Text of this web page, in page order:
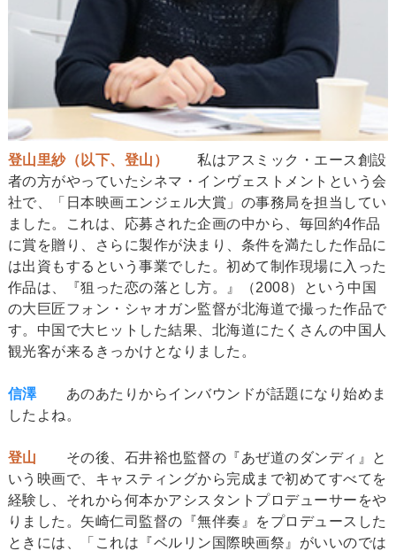
登山里紗（以下、登山）
私はアスミック・エース創設
者の方がやっていたシネマ・インヴェストメントという会
社で、「日本映画エンジェル大賞」の事務局を担当してい
ました。これは、応募された企画の中から、毎回約4作品
に賞を贈り、さらに製作が決まり、条件を満たした作品に
は出資もするという事業でした。初めて制作現場に入った
作品は、『狙った恋の落とし方。』（2008）という中国
の大巨匠フォン・シャオガン監督が北海道で撮った作品で
す。中国で大ヒットした結果、北海道にたくさんの中国人
観光客が来るきっかけとなりました。
信澤あのあたりからインバウンドが話題になり始めま
したよね。
登山
その後、石井裕也監督の『あぜ道のダンディ』と
いう映画で、キャスティングから完成まで初めてすべてを
経験し、それから何本かアシスタントプロデューサーをや
りました。矢崎仁司監督の『無伴奏』をプロデュースした
ときには、「これは『ベルリン国際映画祭』がいいのでは